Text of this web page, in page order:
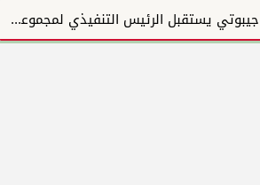
فخامة رئيس جمهورية جيبوتي يستقبل الرئيس التنفيذي لمجموعة المبارك للإنشاءات والتطوير العقاري ويؤكد دع...